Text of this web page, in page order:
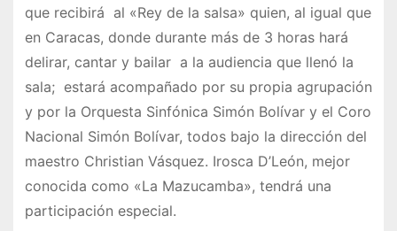
que recibirá al «Rey de la salsa» quien, al igual que
en Caracas, donde durante más de 3 horas hará
delirar, cantar y bailar a la audiencia que llenó la
sala; estará acompañado por su propia agrupación
y por la Orquesta Sinfónica Simón Bolívar y el Coro
Nacional Simón Bolívar, todos bajo la dirección del
maestro Christian Vásquez. Irosca D’León, mejor
conocida como «La Mazucamba», tendrá una
participación especial.